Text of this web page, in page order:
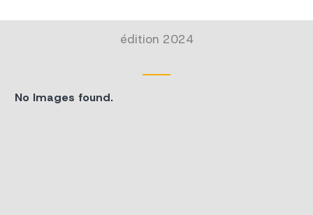
édition 2024
No Images found.